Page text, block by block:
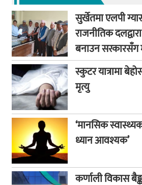
सुर्खेतमा एलपी
राजनीतिक
बनाउन सरकारसँग
स्कुटर यात्रामा
मृत्यु
‘मानसिक
ध्यान आवश्यक’
कर्णाली विकास